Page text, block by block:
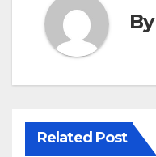
ョ
ン
By
Related Post